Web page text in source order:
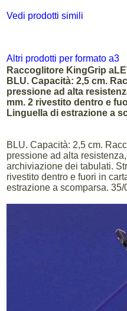
Vedi prodotti simili
Altri prodotti per formato a3
Raccoglitore KingGrip
BLU. Capacità: 2,5 cm.
pressione ad alta
mm. 2 rivestito dentro e
Linguella di estrazione a
BLU. Capacità: 2,5 cm.
pressione ad alta
archiviazione dei tabulati.
rivestito dentro e fuori in
estrazione a scomparsa. 35/